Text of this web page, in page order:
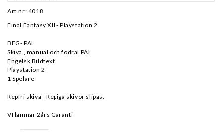
Art.nr: 4018
Final Fantasy XII - Playstation 2
BEG- PAL
Skiva , manual och fodral PAL
Engelsk Bildtext
Playstation 2
1 Spelare
Repfri skiva - Repiga skivor slipas.
VI lämnar 2års Garanti